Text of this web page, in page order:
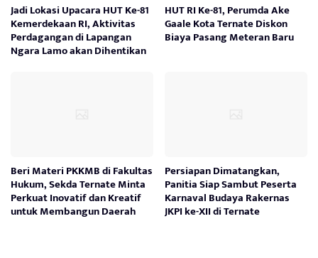
Jadi Lokasi Upacara HUT Ke-81
Kemerdekaan RI, Aktivitas
Perdagangan di Lapangan
Ngara Lamo akan Dihentikan
HUT RI Ke-81, Perumda Ake
Gaale Kota Ternate Diskon
Biaya Pasang Meteran Baru
Beri Materi PKKMB di Fakultas
Hukum, Sekda Ternate Minta
Perkuat Inovatif dan Kreatif
untuk Membangun Daerah
Persiapan Dimatangkan,
Panitia Siap Sambut Peserta
Karnaval Budaya Rakernas
JKPI ke-XII di Ternate